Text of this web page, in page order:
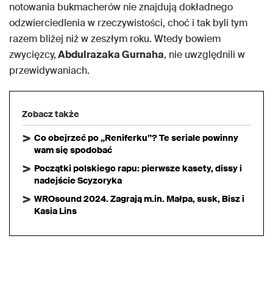
notowania bukmacherów nie znajdują dokładnego
odzwierciedlenia w rzeczywistości, choć i tak byli tym
razem bliżej niż w zeszłym roku. Wtedy bowiem
zwycięzcy,Abdulrazaka Gurnaha, nie uwzględnili w
przewidywaniach.
Zobacz także
Co obejrzeć po „Reniferku”? Te seriale powinny
wam się spodobać
Początki polskiego rapu: pierwsze kasety, dissy i
nadejście Scyzoryka
WROsound 2024. Zagrają m.in. Małpa, susk, Bisz i
Kasia Lins